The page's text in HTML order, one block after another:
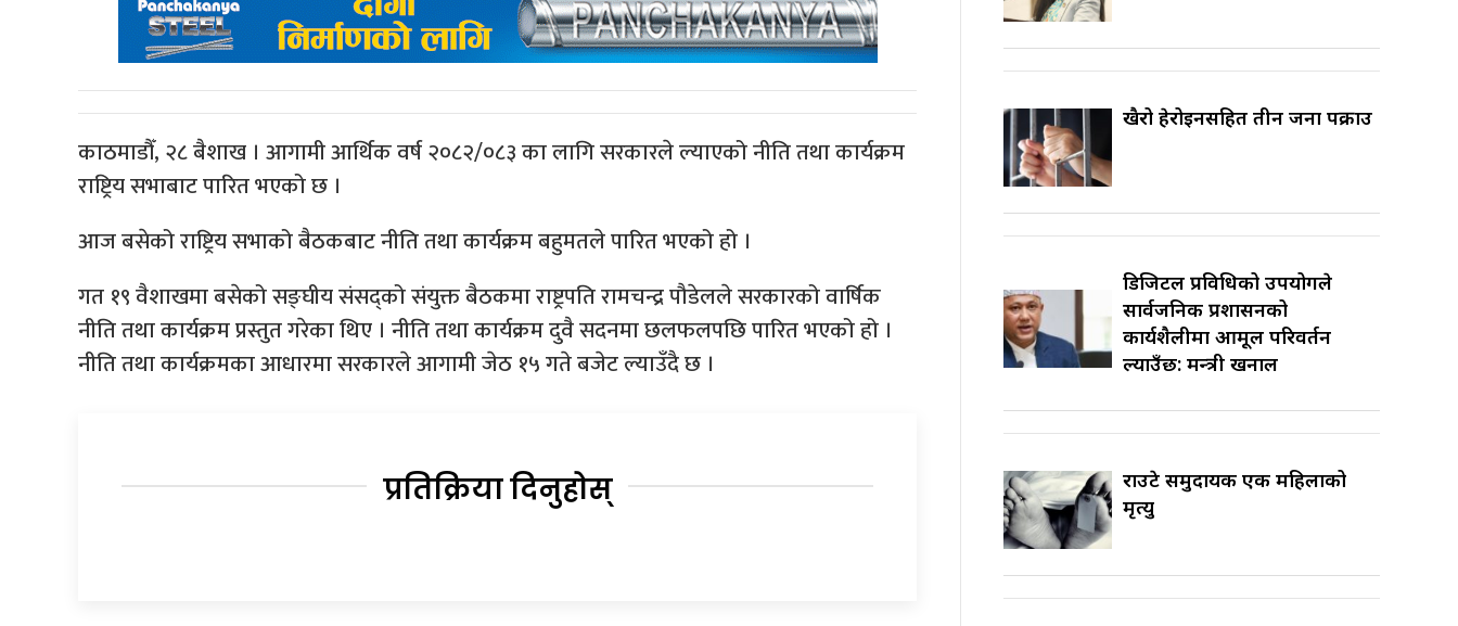
काठमाडौँ, २८ बैशाख । आगामी आर्थिक वर्ष २०८२/०८३ का लागि सरकारले ल्याएको नीति तथा कार्यक्रम
राष्ट्रिय सभाबाट पारित भएको छ ।
आज बसेको राष्ट्रिय सभाको बैठकबाट नीति तथा कार्यक्रम बहुमतले पारित भएको हो ।
गत १९ वैशाखमा बसेको सङ्घीय संसद्को संयुक्त बैठकमा राष्ट्रपति रामचन्द्र पौडेलले सरकारको वार्षिक
नीति तथा कार्यक्रम प्रस्तुत गरेका थिए । नीति तथा कार्यक्रम दुवै सदनमा छलफलपछि पारित भएको हो ।
नीति तथा कार्यक्रमका आधारमा सरकारले आगामी जेठ १५ गते बजेट ल्याउँदै छ ।
प्रतिक्रिया दिनुहोस्
खैरो हेरोइनसहित तीन जना पक्राउ
डिजिटल प्रविधिको उपयोगले
सार्वजनिक प्रशासनको
कार्यशैलीमा आमूल परिवर्तन
ल्याउँछ: मन्त्री खनाल
राउटे समुदायकी एक महिलाको
मृत्यु